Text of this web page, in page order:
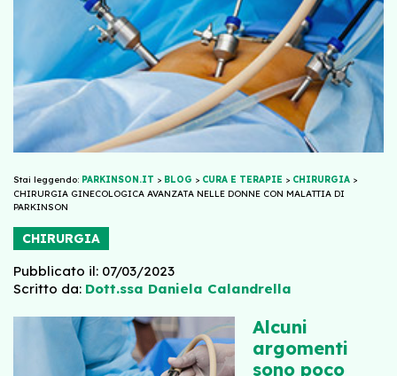
Stai leggendo: PARKINSON.IT > BLOG > CURA E TERAPIE > CHIRURGIA >
CHIRURGIA GINECOLOGICA AVANZATA NELLE DONNE CON MALATTIA DI
PARKINSON
CHIRURGIA
Pubblicato il: 07/03/2023
Scritto da: Dott.ssa Daniela Calandrella
Alcuni
argomenti
sono poco